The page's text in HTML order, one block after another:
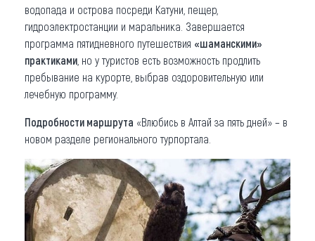
водопада и острова посреди Катуни, пещер,
гидроэлектростанции и маральника. Завершается
программа пятидневного путешествия «шаманскими»
практиками , но у туристов есть возможность продлить
пребывание на курорте, выбрав оздоровительную или
лечебную программу.
Подробности маршрута «Влюбись в Алтай за пять дней» – в
новом разделе регионального турпортала.